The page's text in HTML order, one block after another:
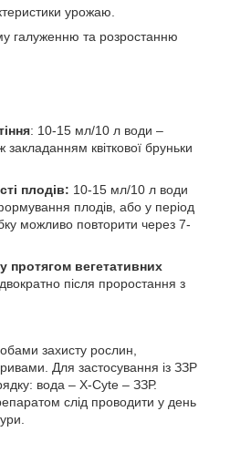
урожаю.
галуженню та розростанню
: 10-15 мл/10 л води –
закладанням квіткової бруньки
плодів: 10-15 мл/10 л води
плодів, або у період
можливо повторити через 7-
протягом вегетативних
після проростання з
захисту рослин,
Для застосування із ЗЗР
вода – X-Cyte – ЗЗР.
слід проводити у день